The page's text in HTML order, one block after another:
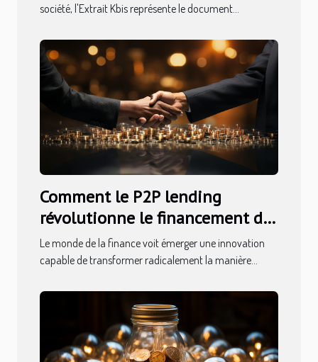
société, l'Extrait Kbis représente le document...
Comment le P2P lending
révolutionne le financement des
petits projets
Le monde de la finance voit émerger une innovation
capable de transformer radicalement la manière...